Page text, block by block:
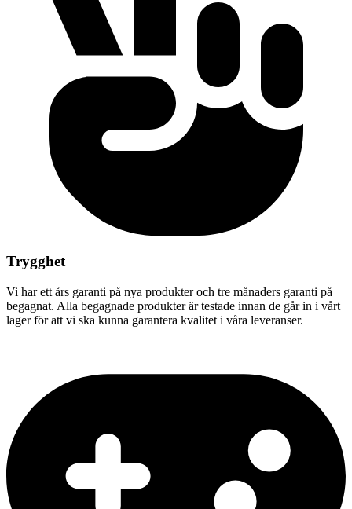
Trygghet
Vi har ett års garanti på nya produkter och tre månaders garanti på
begagnat. Alla begagnade produkter är testade innan de går in i vårt
lager för att vi ska kunna garantera kvalitet i våra leveranser.